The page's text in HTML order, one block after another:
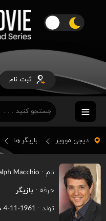
ثبت نام
دیجی موویز بازیگر ها
نام : Macchio
حرفه : بازیگر
تولد :
1961-11-4